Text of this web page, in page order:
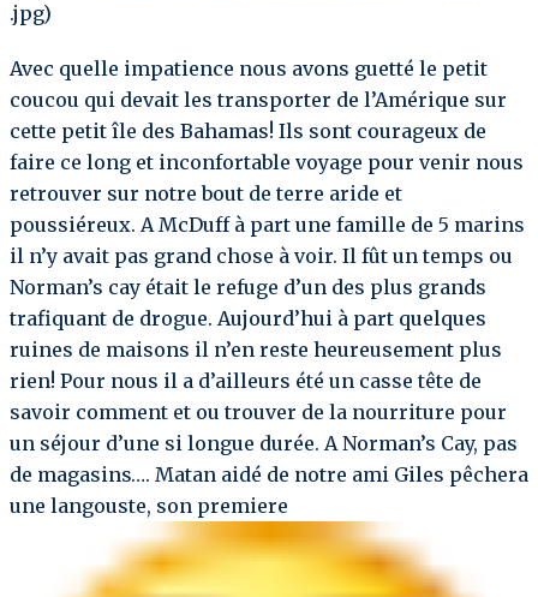
.jpg)
Avec quelle impatience nous avons guetté le petit
coucou qui devait les transporter de l’Amérique sur
cette petit île des Bahamas! Ils sont courageux de
faire ce long et inconfortable voyage pour venir nous
retrouver sur notre bout de terre aride et
poussiéreux. A McDuff à part une famille de 5 marins
il n’y avait pas grand chose à voir. Il fût un temps ou
Norman’s cay était le refuge d’un des plus grands
trafiquant de drogue. Aujourd’hui à part quelques
ruines de maisons il n’en reste heureusement plus
rien! Pour nous il a d’ailleurs été un casse tête de
savoir comment et ou trouver de la nourriture pour
un séjour d’une si longue durée. A Norman’s Cay, pas
de magasins…. Matan aidé de notre ami Giles pêchera
une langouste, son premiere